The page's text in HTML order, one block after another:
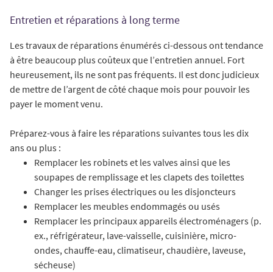
Entretien et réparations à long terme
Les travaux de réparations énumérés ci-dessous ont tendance
à être beaucoup plus coûteux que l’entretien annuel. Fort
heureusement, ils ne sont pas fréquents. Il est donc judicieux
de mettre de l’argent de côté chaque mois pour pouvoir les
payer le moment venu.
Préparez-vous à faire les réparations suivantes tous les dix
ans ou plus :
Remplacer les robinets et les valves ainsi que les
soupapes de remplissage et les clapets des toilettes
Changer les prises électriques ou les disjoncteurs
Remplacer les meubles endommagés ou usés
Remplacer les principaux appareils électroménagers (p.
ex., réfrigérateur, lave-vaisselle, cuisinière, micro-
ondes, chauffe-eau, climatiseur, chaudière, laveuse,
sécheuse)